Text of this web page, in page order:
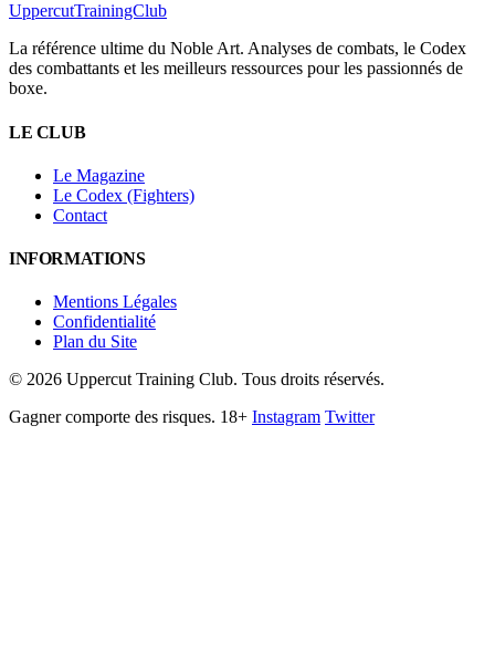
UppercutTrainingClub
La référence ultime du Noble Art. Analyses de combats, le Codex
des combattants et les meilleurs ressources pour les passionnés de
boxe.
LE CLUB
Le Magazine
Le Codex (Fighters)
Contact
INFORMATIONS
Mentions Légales
Confidentialité
Plan du Site
© 2026 Uppercut Training Club. Tous droits réservés.
Gagner comporte des risques. 18+ Instagram Twitter